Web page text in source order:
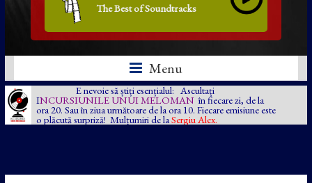
The Best of Soundtracks
Menu
E nevoie să știți esențialul: Ascultați
INCURSIUNILE UNUI MELOMAN în fiecare zi, de la
ora 20. Sau în ziua următoare de la ora 10. Fiecare emisiune este
o plăcută surpriză! Mulțumiri de la Sergiu Alex.